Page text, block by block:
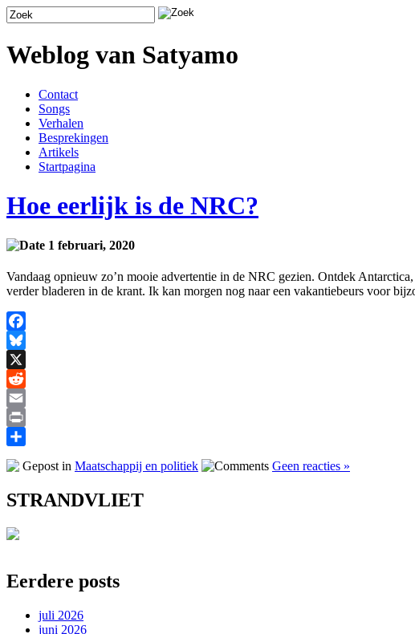
Weblog van Satyamo
Contact
Songs
Verhalen
Besprekingen
Artikels
Startpagina
Hoe eerlijk is de NRC?
1 februari, 2020
Vandaag opnieuw zo’n mooie advertentie in de NRC gezien. Ontdek
verder bladeren in de krant. Ik kan morgen nog naar een vakantiebeurs voor
Facebook
Bluesky
X
Reddit
Email
Print
Gepost in Maatschappij en politiek Geen reacties »
STRANDVLIET
Eerdere posts
juli 2026
juni 2026